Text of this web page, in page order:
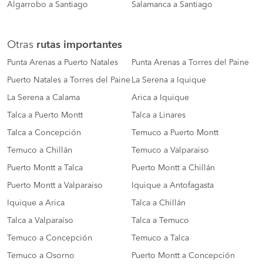
Algarrobo a Santiago Salamanca a Santiago
Otras rutas importantes
Punta Arenas a Puerto Natales Punta Arenas a Torres del Paine
Puerto Natales a Torres del Paine La Serena a Iquique
La Serena a Calama Arica a Iquique
Talca a Puerto Montt Talca a Linares
Talca a Concepción Temuco a Puerto Montt
Temuco a Chillán Temuco a Valparaiso
Puerto Montt a Talca Puerto Montt a Chillán
Puerto Montt a Valparaiso Iquique a Antofagasta
Iquique a Arica Talca a Chillán
Talca a Valparaíso Talca a Temuco
Temuco a Concepción Temuco a Talca
Temuco a Osorno Puerto Montt a Concepción